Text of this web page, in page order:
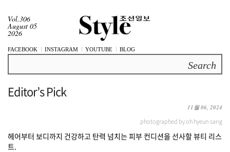
Vol.306
August 05
2026
FACEBOOK INSTAGRAM YOUTUBE BLOG
Editor’s Pick
11월 06, 2024
photographed by oh hyeun sang
헤어부터 보디까지 건강하고 탄력 넘치는 피부 컨디션을 선사할 뷰티 리스
트.